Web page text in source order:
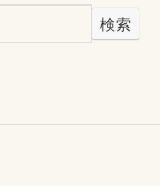
検索